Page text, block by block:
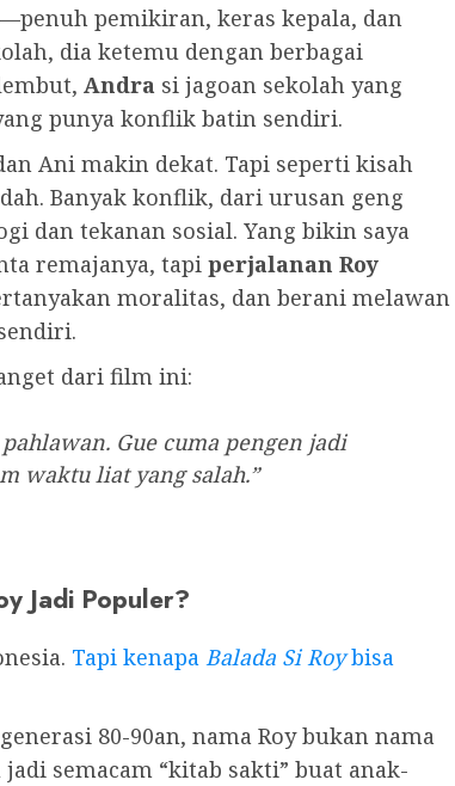
pemikiran, keras kepala, dan
dia ketemu dengan berbagai
Andra si jagoan sekolah yang
punya konflik batin sendiri.
Ani makin dekat. Tapi seperti kisah
Banyak konflik, dari urusan geng
dan tekanan sosial. Yang bikin saya
remajanya, tapi perjalanan Roy
moralitas, dan berani melawan
dari film ini:
Gue cuma pengen jadi
waktu liat yang salah.”
Jadi Populer?
Tapi kenapa Balada Si Roybisa
80-90an, nama Roy bukan nama
semacam “kitab sakti” buat anak-